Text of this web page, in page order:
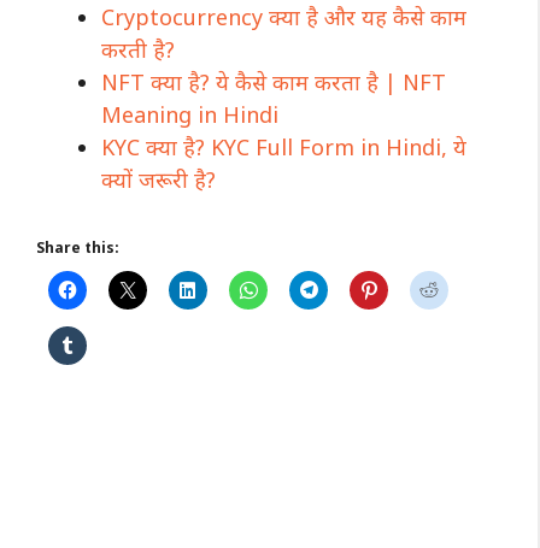
Cryptocurrency क्या है और यह कैसे काम
करती है?
NFT क्या है? ये कैसे काम करता है | NFT
Meaning in Hindi
KYC क्या है? KYC Full Form in Hindi, ये
क्यों जरूरी है?
Share this: